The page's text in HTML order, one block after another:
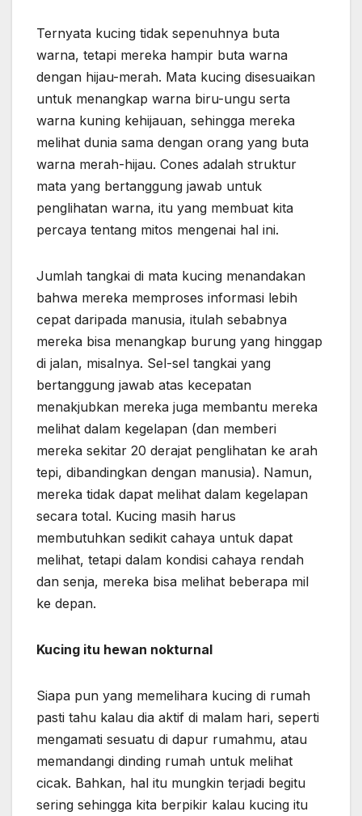
Ternyata kucing tidak sepenuhnya buta
warna, tetapi mereka hampir buta warna
dengan hijau-merah. Mata kucing disesuaikan
untuk menangkap warna biru-ungu serta
warna kuning kehijauan, sehingga mereka
melihat dunia sama dengan orang yang buta
warna merah-hijau. Cones adalah struktur
mata yang bertanggung jawab untuk
penglihatan warna, itu yang membuat kita
percaya tentang mitos mengenai hal ini.
Jumlah tangkai di mata kucing menandakan
bahwa mereka memproses informasi lebih
cepat daripada manusia, itulah sebabnya
mereka bisa menangkap burung yang hinggap
di jalan, misalnya. Sel-sel tangkai yang
bertanggung jawab atas kecepatan
menakjubkan mereka juga membantu mereka
melihat dalam kegelapan (dan memberi
mereka sekitar 20 derajat penglihatan ke arah
tepi, dibandingkan dengan manusia). Namun,
mereka tidak dapat melihat dalam kegelapan
secara total. Kucing masih harus
membutuhkan sedikit cahaya untuk dapat
melihat, tetapi dalam kondisi cahaya rendah
dan senja, mereka bisa melihat beberapa mil
ke depan.
Kucing itu hewan nokturnal
Siapa pun yang memelihara kucing di rumah
pasti tahu kalau dia aktif di malam hari, seperti
mengamati sesuatu di dapur rumahmu, atau
memandangi dinding rumah untuk melihat
cicak. Bahkan, hal itu mungkin terjadi begitu
sering sehingga kita berpikir kalau kucing itu